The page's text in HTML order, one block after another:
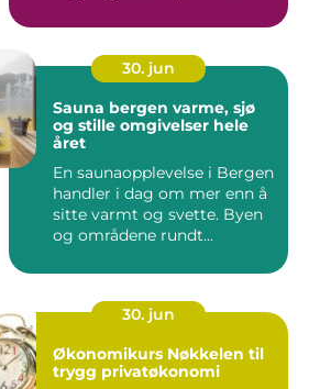
30. jun
Sauna bergen varme, sjø
og stille omgivelser hele
året
En saunaopplevelse i Bergen
handler i dag om mer enn å
sitte varmt og svette. Byen
og områdene rundt...
30. jun
Økonomikurs Nøkkelen til
trygg privatøkonomi